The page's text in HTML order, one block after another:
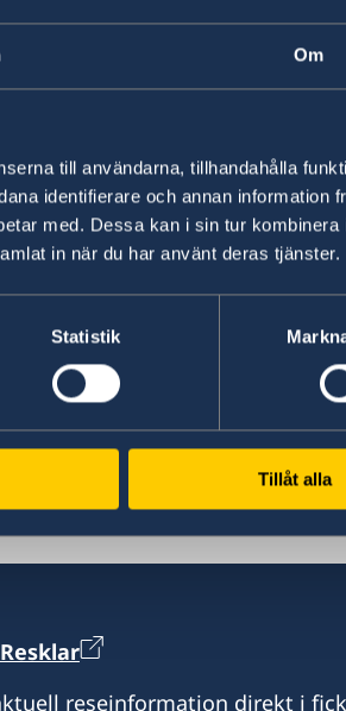
Om
till användarna, tillhandahålla
identifierare och annan information
med. Dessa kan i sin tur kombinera
in när du har använt deras tjänster.
Statistik
Tillåt alla
för svenska företag
konsulat
reseinformation direkt i